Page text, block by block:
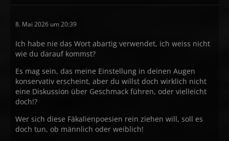
8. Mai 2026 um 20:39
Ich habe nie das Wort abartig verwendet, ich weiss nicht
wie du darauf kommst?
Es mag sein, das meine Einstellung in deinen Augen
konservativ erscheint, aber du willst doch wirklich nicht
eine Diskussion über Geschmack führen, oder vielleicht
doch!?
Wer sich diese Fäkalienpoesien rein ziehen will, soll es
doch tun, ob männlich oder weiblich!